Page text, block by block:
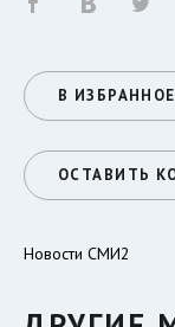
В ИЗБРАННОЕ
ОСТАВИТЬ
Новости СМИ2